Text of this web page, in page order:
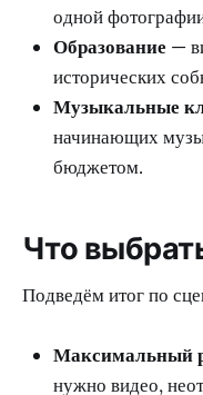
одной
Образование —
исторических
Музыкальные
начинающих
бюджетом.
Что
Подведём итог по
Максимальный
нужно видео,